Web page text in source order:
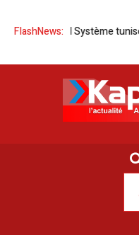
FlashNews:
Forfire AI l Système